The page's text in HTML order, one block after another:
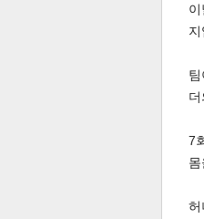
7
허